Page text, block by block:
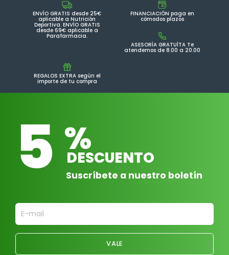
ENVÍO GRATIS desde 25€
aplicable a Nutrición
Deportiva. ENVÍO GRATIS
desde 69€ aplicable a
Parafarmacia.
FINANCIACIÓN paga en
cómodos plazos
ASESORÍA GRATUÍTA Te
atendemos de 8.00 a 20.00
REGALOS EXTRA según el
importe de tu compra
5 %
DESCUENTO
Suscríbete a nuestro boletín